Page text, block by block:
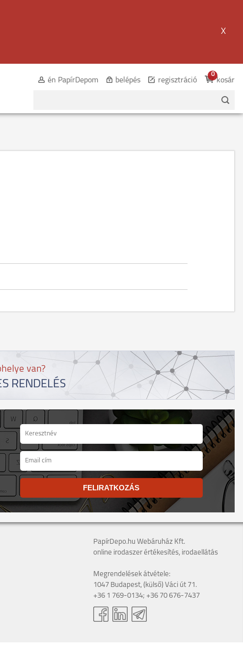
X
én PapírDepom belépés regisztráció kosár
0
FELIRATKOZÁS
PapírDepo.hu Webáruház Kft.
online irodaszer értékesítés, irodaellátás
Megrendelések átvétele:
1047 Budapest, (külső) Váci út 71.
+36 1 769-0134; +36 70 676-7437